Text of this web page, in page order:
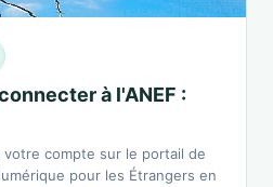
à l'ANEF :
compte sur le portail de
pour les Étrangers en